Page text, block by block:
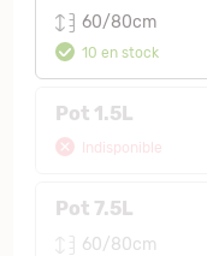
60/80cm
10 en stock
Pot 1.5L
Indisponible
Pot 7.5L
60/80cm